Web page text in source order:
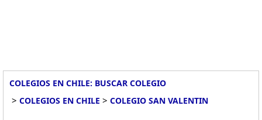
COLEGIOS EN CHILE: BUSCAR COLEGIO
> COLEGIOS EN CHILE > COLEGIO SAN VALENTIN